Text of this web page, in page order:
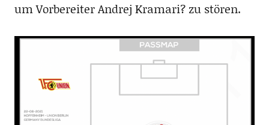
um Vorbereiter Andrej Kramari? zu stören.